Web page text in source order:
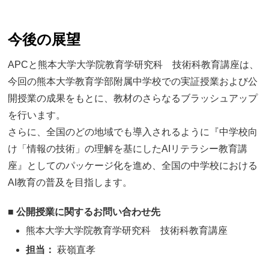
今後の展望
APCと熊本大学大学院教育学研究科 技術科教育講座は、
今回の熊本大学教育学部附属中学校での実証授業および公
開授業の成果をもとに、教材のさらなるブラッシュアップ
を行います。
さらに、全国のどの地域でも導入されるように『中学校向
け「情報の技術」の理解を基にしたAIリテラシー教育講
座』としてのパッケージ化を進め、全国の中学校における
AI教育の普及を目指します。
■公開授業に関するお問い合わせ先
熊本大学大学院教育学研究科 技術科教育講座
担当 ： 萩嶺直孝